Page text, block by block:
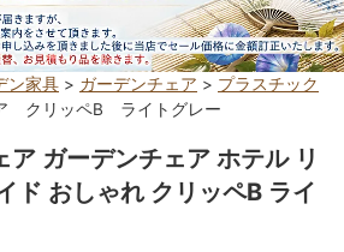
ン家具 > ガーデンチェア > プラスチック
クリッペB ライトグレー
ア ガーデンチェア ホテル リ
ド おしゃれ クリッペB ライ